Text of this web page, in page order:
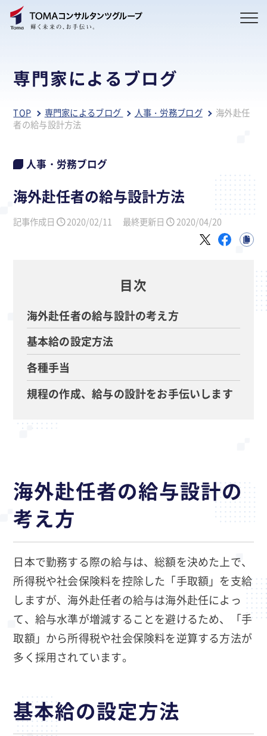
専門家によるブログ
TOP 専門家によるブログ 人事・労務ブログ
海外赴任
者の給与設計方法
人事・労務ブログ
海外赴任者の給与設計方法
記事作成日 2020/02/11 最終更新日 2020/04/20
目次
海外赴任者の給与設計の考え方
基本給の設定方法
各種手当
規程の作成、給与の設計をお手伝いします
海外赴任者の給与設計の
考え方
日本で勤務する際の給与は、総額を決めた上で、
所得税や社会保険料を控除した「手取額」を支給
しますが、海外赴任者の給与は海外赴任によっ
て、給与水準が増減することを避けるため、「手
取額」から所得税や社会保険料を逆算する方法が
多く採用されています。
基本給の設定方法